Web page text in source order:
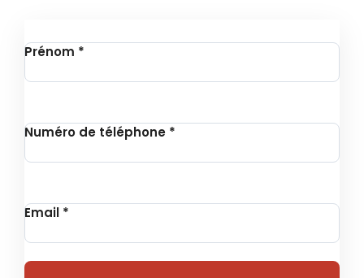
Prénom *
Numéro de téléphone *
Email *